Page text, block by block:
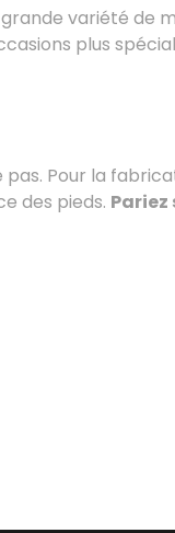
variété de
plus
Pour la
des pieds. Pariez